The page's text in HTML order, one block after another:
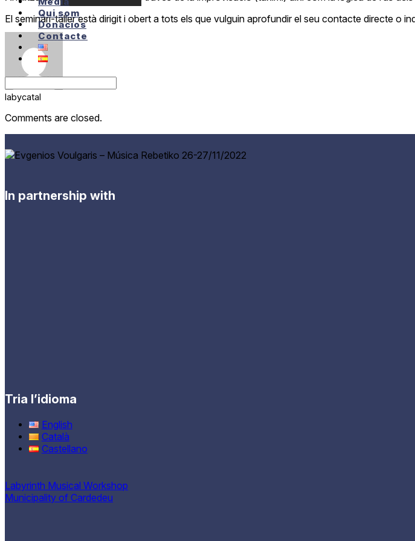
Qui som
Donacios
Contacte
El seminari-taller està dirigit i obert a tots els que vulguin aprofundir el seu contacte directe o
labycatal
Comments are closed.
In partnership with
Tria l’idioma
English
Català
Castellano
Labyrinth Musical Workshop
Municipality of Cardedeu